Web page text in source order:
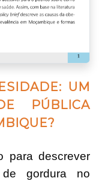
UM
PÚBLICA
para descrever
gordura no